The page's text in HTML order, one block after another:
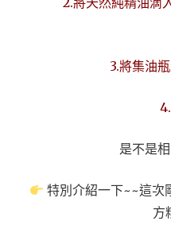
3.將集油
是不是
特別介紹一下~~這次
方